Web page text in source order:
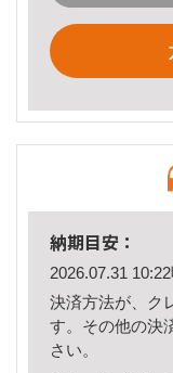
納期目安：
2026.07.31
決済方法が、ク
す。その他の決
さい。